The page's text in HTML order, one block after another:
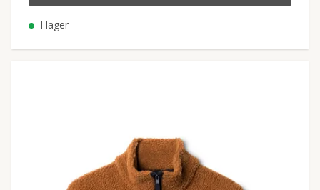
I lager